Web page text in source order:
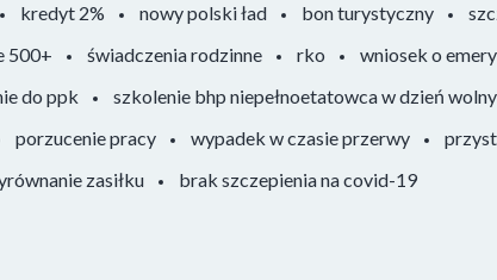
kredyt 2% nowy polski ład bon turystyczny
500+ świadczenia rodzinne rko wniosek o
do ppk szkolenie bhp niepełnoetatowca w dzień
porzucenie pracy wypadek w czasie przerwy
zasiłku brak szczepienia na covid-19